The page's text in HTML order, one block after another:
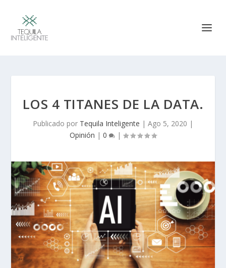
LOS 4 TITANES DE LA DATA.
Publicado por Tequila Inteligente | Ago 5, 2020 |
Opinión | 0 |